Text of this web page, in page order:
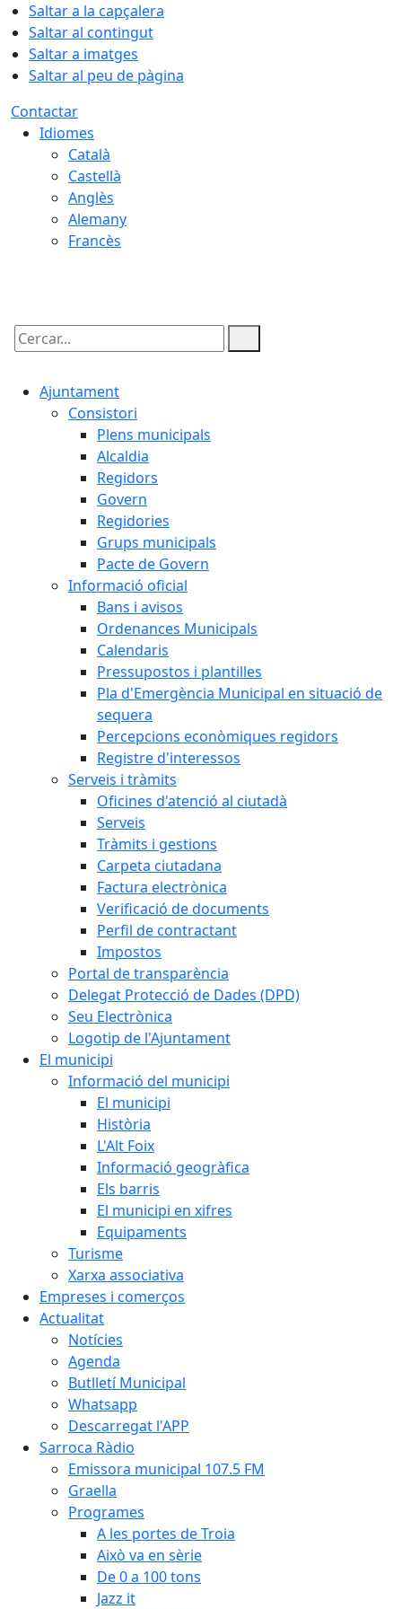
Saltar a la capçalera
Saltar al contingut
Saltar a imatges
Saltar al peu de pàgina
Contactar
Idiomes
Català
Castellà
Anglès
Alemany
Francès
Cercar:
Ajuntament
Consistori
Plens municipals
Alcaldia
Regidors
Govern
Regidories
Grups municipals
Pacte de Govern
Informació oficial
Bans i avisos
Ordenances Municipals
Calendaris
Pressupostos i plantilles
Pla d'Emergència Municipal en situació de
sequera
Percepcions econòmiques regidors
Registre d'interessos
Serveis i tràmits
Oficines d'atenció al ciutadà
Serveis
Tràmits i gestions
Carpeta ciutadana
Factura electrònica
Verificació de documents
Perfil de contractant
Impostos
Portal de transparència
Delegat Protecció de Dades (DPD)
Seu Electrònica
Logotip de l'Ajuntament
El municipi
Informació del municipi
El municipi
Història
L'Alt Foix
Informació geogràfica
Els barris
El municipi en xifres
Equipaments
Turisme
Xarxa associativa
Empreses i comerços
Actualitat
Notícies
Agenda
Butlletí Municipal
Whatsapp
Descarregat l'APP
Sarroca Ràdio
Emissora municipal 107.5 FM
Graella
Programes
A les portes de Troia
Això va en sèrie
De 0 a 100 tons
Jazz it